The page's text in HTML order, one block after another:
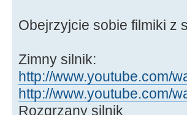
Obejrzyjcie sobie filmiki z
Zimny silnik:
http://www.youtube.com/
http://www.youtube.com/
Rozgrzany silnik